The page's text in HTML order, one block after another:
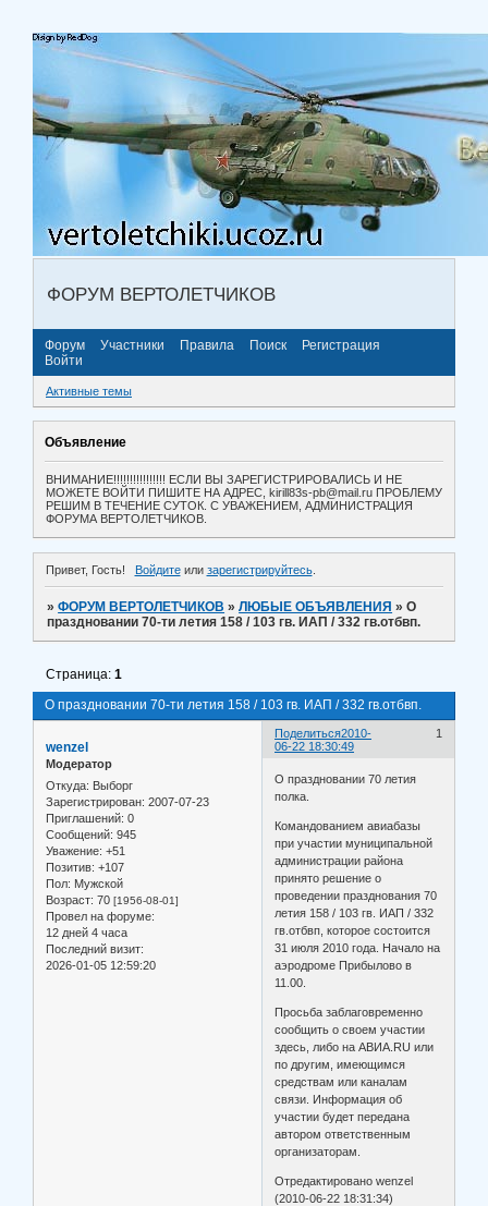
ФОРУМ ВЕРТОЛЕТЧИКОВ
Форум Участники Правила Поиск
Регистрация
Войти
Активные темы
Объявление
ВНИМАНИЕ!!!!!!!!!!!!!!!! ЕСЛИ ВЫ ЗАРЕГИСТРИРОВАЛИСЬ И НЕ
МОЖЕТЕ ВОЙТИ ПИШИТЕ НА АДРЕС, kirill83s-pb@mail.ru ПРОБЛЕМУ
РЕШИМ В ТЕЧЕНИЕ СУТОК. С УВАЖЕНИЕМ, АДМИНИСТРАЦИЯ
ФОРУМА ВЕРТОЛЕТЧИКОВ.
Привет, Гость! Войдитеили зарегистрируйтесь.
»ФОРУМ ВЕРТОЛЕТЧИКОВ »ЛЮБЫЕ ОБЪЯВЛЕНИЯ »О
праздновании 70-ти летия 158 / 103 гв. ИАП / 332 гв.отбвп.
О праздновании 70-ти летия 158 / 103 гв. ИАП / 332 гв.отбвп.
Страница:1
Поделиться 1
2010-
06-22 18:30:49
wenzel
Модератор
Откуда: Выборг
Зарегистрирован: 2007-07-23
Приглашений: 0
Сообщений: 945
Уважение: +51
Позитив: +107
Пол: Мужской
Возраст: 70 [1956-08-01]
Провел на форуме:
12 дней 4 часа
Последний визит:
2026-01-05 12:59:20
О праздновании 70 летия
полка.
Командованием авиабазы
при участии муниципальной
администрации района
принято решение о
проведении празднования 70
летия 158 / 103 гв. ИАП / 332
гв.отбвп, которое состоится
31 июля 2010 года. Начало на
аэродроме Прибылово в
11.00.
Просьба заблаговременно
сообщить о своем участии
здесь, либо на АВИА.RU или
по другим, имеющимся
средствам или каналам
связи. Информация об
участии будет передана
автором ответственным
организаторам.
Отредактировано wenzel
(2010-06-22 18:31:34)